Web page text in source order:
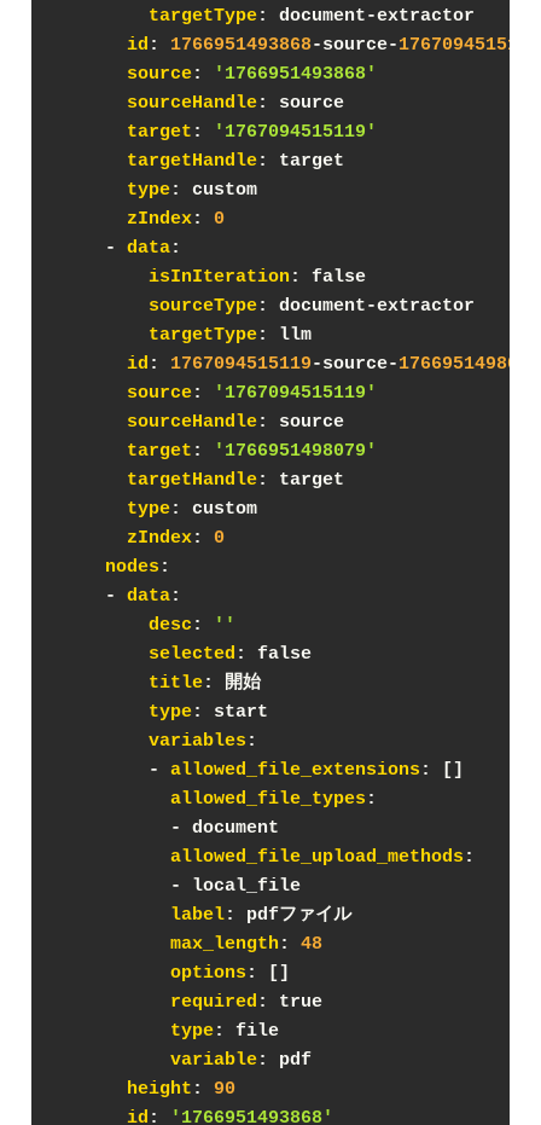
targetType: document-extractor
id : 1766951493868-source-1767094515119
source:
'1766951493868'
sourceHandle: source
target :
'1767094515119'
targetHandle: target
type: custom
zIndex: 0
    -
data:
isInIteration : false
sourceType: document-extractor
targetType: llm
id : 1767094515119-source-1766951498079
source:
'1767094515119'
sourceHandle: source
target :
'1766951498079'
targetHandle: target
type: custom
zIndex: 0
nodes :
    -
data:
desc :
''
selected : false
title: 開始
type: start
variables :
        -
allowed_file_extensions : []
allowed_file_types :
          - document
allowed_file_upload_methods :
          - local_file
label: pdfファイル
max_length : 48
options : []
required : true
type: file
variable: pdf
height : 90
id : '1766951493868'